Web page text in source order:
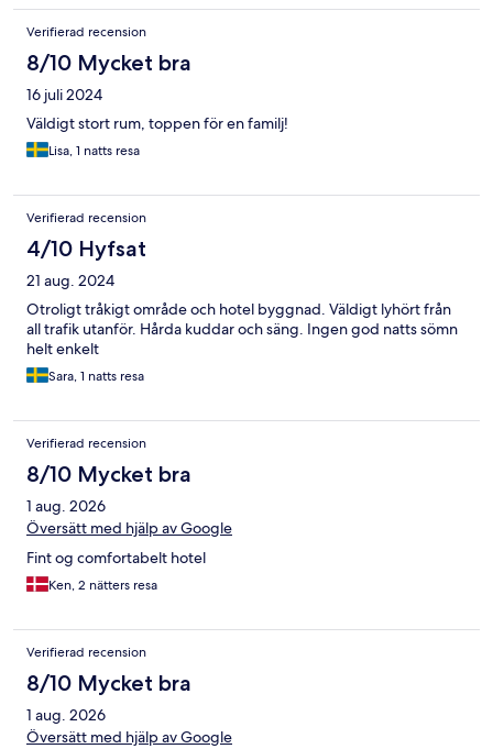
Verifierad recension
8/10 Mycket bra
16 juli 2024
Väldigt stort rum, toppen för en familj!
Lisa, 1 natts resa
Verifierad recension
4/10 Hyfsat
21 aug. 2024
Otroligt tråkigt område och hotel byggnad. Väldigt lyhört från
all trafik utanför. Hårda kuddar och säng. Ingen god natts sömn
helt enkelt
Sara, 1 natts resa
Verifierad recension
8/10 Mycket bra
1 aug. 2026
Översätt med hjälp av Google
Fint og comfortabelt hotel
Ken, 2 nätters resa
Verifierad recension
8/10 Mycket bra
1 aug. 2026
Översätt med hjälp av Google